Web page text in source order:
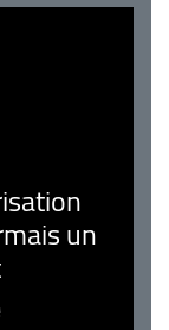
un